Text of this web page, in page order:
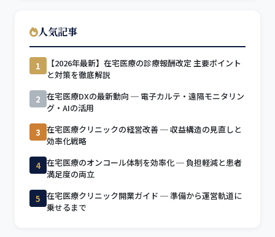
人気記事
1
【2026年最新】在宅医療の診療報酬改定 主要ポイント
と対策を徹底解説
2 在宅医療DXの最新動向 ─ 電子カルテ・遠隔モニタリン
グ・AIの活用
3 在宅医療クリニックの経営改善 ─ 収益構造の見直しと
効率化戦略
4 在宅医療のオンコール体制を効率化 ─ 負担軽減と患者
満足度の両立
5 在宅医療クリニック開業ガイド ─ 準備から運営軌道に
乗せるまで